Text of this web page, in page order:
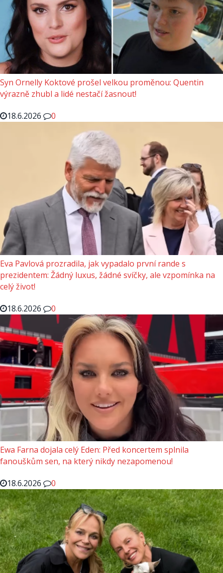
Syn Ornelly Koktové prošel velkou proměnou: Quentin
výrazně zhubl a lidé nestačí žasnout!
18.6.2026
0
Eva Pavlová prozradila, jak vypadalo první rande s
prezidentem: Žádný luxus, žádné svíčky, ale vzpomínka na
celý život!
18.6.2026
0
Ewa Farna dojala celý Eden: Před koncertem splnila
fanouškům sen, na který nikdy nezapomenou!
18.6.2026
0